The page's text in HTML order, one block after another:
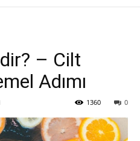
– Cilt
Adımı
0
1360